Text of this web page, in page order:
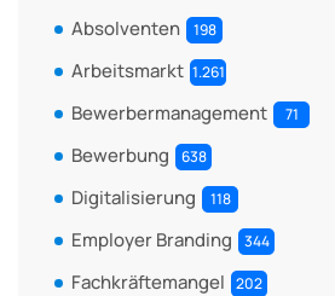
Absolventen 198
Arbeitsmarkt 1.261
Bewerbermanagement 71
Bewerbung 638
Digitalisierung 118
Employer Branding 344
Fachkräftemangel 202